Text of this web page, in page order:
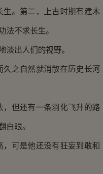
。第二，上古时期有建木
法不求长生。
出人们的视野。
之自然就消散在历史长河
但还有一条羽化飞升的路
白眼。
可是他还没有狂妄到敢和